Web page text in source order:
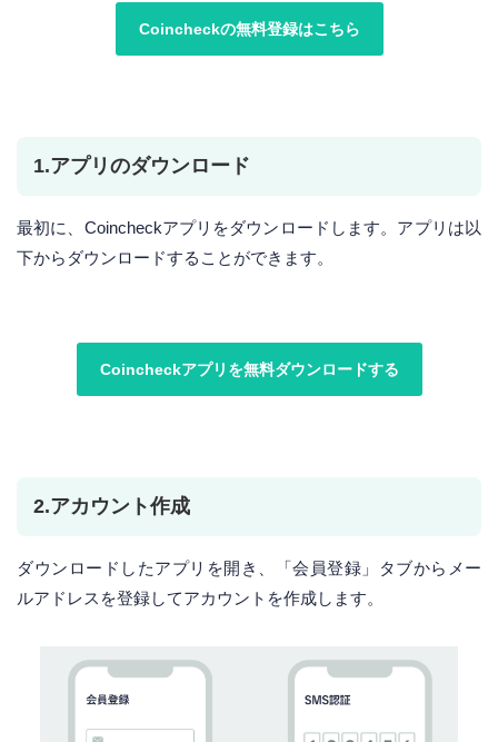
Coincheckの無料登録はこちら
1.アプリのダウンロード
最初に、Coincheckアプリをダウンロードします。アプリは以
下からダウンロードすることができます。
Coincheckアプリを無料ダウンロードする
2.アカウント作成
ダウンロードしたアプリを開き、「会員登録」タブからメー
ルアドレスを登録してアカウントを作成します。